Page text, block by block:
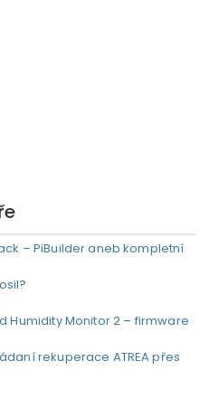
– PiBuilder aneb kompletní
Humidity Monitor 2 – firmware
rekuperace ATREA přes